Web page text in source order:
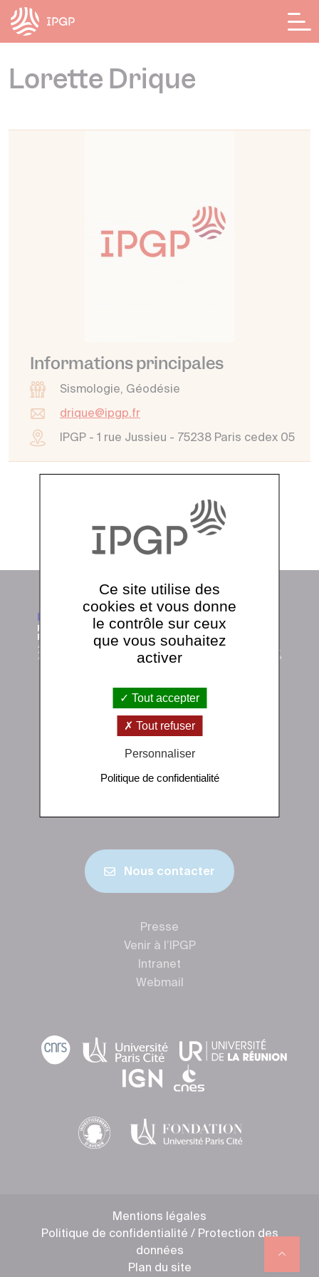
Lorette Drique
Informations principales
Sismologie, Géodésie
drique@ipgp.fr
IPGP - 1 rue Jussieu - 75238 Paris cedex 05
Voir tout l'annuaire
Institut de physique du globe de Paris
1 rue Jussieu 75238 Paris Cedex 05
Nous contacter
Presse
Venir à l’IPGP
Intranet
Webmail
Mentions légales
Politique de confidentialité / Protection des
données
Plan du site
Panneau de gestion des cookies
Ce site utilise des
cookies et vous donne
le contrôle sur ceux
que vous souhaitez
activer
Tout accepter
Tout refuser
Personnaliser
Politique de confidentialité